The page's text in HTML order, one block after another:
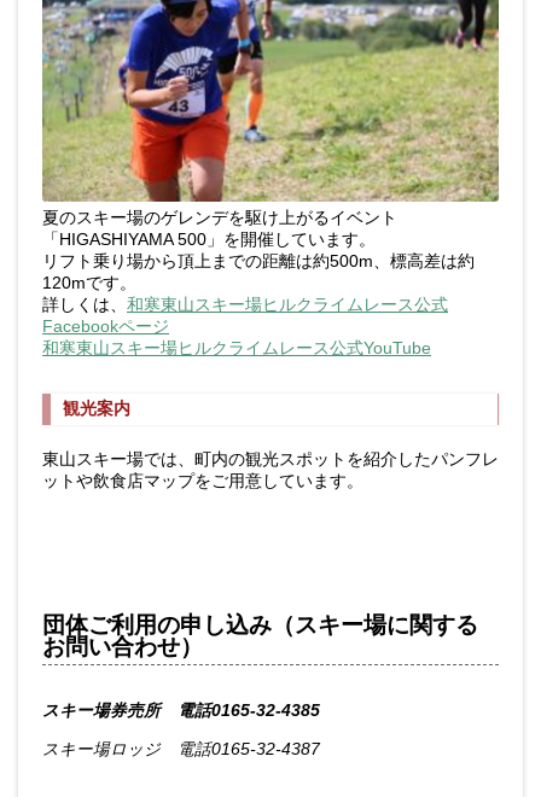
夏のスキー場のゲレンデを駆け上がるイベント
「 HIGASHIYAMA 500 」を開催しています。
リフト乗り場から頂上までの距離は約500m、標高差は約
120mです。
詳しくは、 和寒東山スキー場ヒルクライムレース公式
Facebookページ
和寒東山スキー場ヒルクライムレース公式YouTube
観光案内
東山スキー場では、町内の観光スポットを紹介したパンフレ
ットや飲食店マップをご用意しています。
団体ご利用の申し込み（スキー場に関する
お問い合わせ）
スキー場券売所 電話0165-32-4385
スキー場ロッジ 電話0165-32-4387